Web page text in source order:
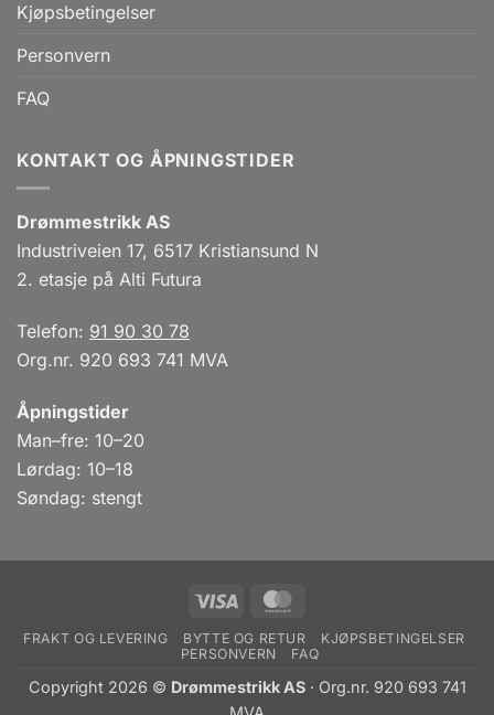
Kjøpsbetingelser
Personvern
FAQ
KONTAKT OG ÅPNINGSTIDER
Drømmestrikk AS
Industriveien 17, 6517 Kristiansund N
2. etasje på Alti Futura
Telefon: 91 90 30 78
Org.nr. 920 693 741 MVA
Åpningstider
Man–fre: 10–20
Lørdag: 10–18
Søndag: stengt
Visa
FRAKT OG LEVERING BYTTE OG RETUR
KJØPSBETINGELSER
PERSONVERN
FAQ
Copyright 2026 © Drømmestrikk AS· Org.nr. 920 693 741